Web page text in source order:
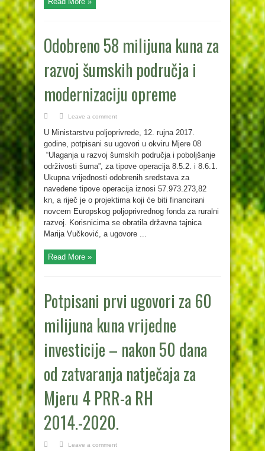
Odobreno 58 milijuna kuna za
razvoj šumskih područja i
modernizaciju opreme
Leave a comment
U Ministarstvu poljoprivrede, 12. rujna 2017.
godine, potpisani su ugovori u okviru Mjere 08
“Ulaganja u razvoj šumskih područja i poboljšanje
održivosti šuma”, za tipove operacija 8.5.2. i 8.6.1.
Ukupna vrijednosti odobrenih sredstava za
navedene tipove operacija iznosi 57.973.273,82
kn, a riječ je o projektima koji će biti financirani
novcem Europskog poljoprivrednog fonda za ruralni
razvoj. Korisnicima se obratila državna tajnica
Marija Vučković, a ugovore ...
Read More »
Potpisani prvi ugovori za 60
milijuna kuna vrijedne
investicije – nakon 50 dana
od zatvaranja natječaja za
Mjeru 4 PRR-a RH
2014.-2020.
Leave a comment